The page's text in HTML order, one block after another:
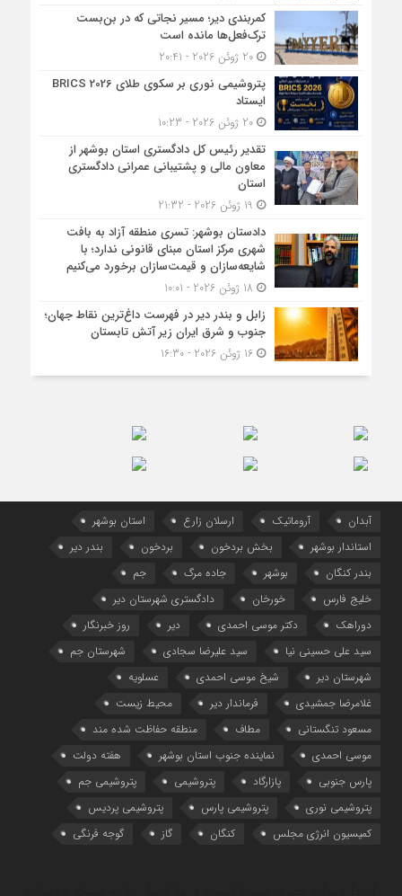
کمربندی دیر؛ مسیر نجاتی که در بن‌بست
ترک‌فعل‌ها مانده است
20 ژوئن 2026 - 20:41
پتروشیمی نوری بر سکوی طلای BRICS 2026
ایستاد
20 ژوئن 2026 - 10:23
تقدیر رئیس کل دادگستری استان بوشهر از
معاون مالی و پشتیبانی عمرانی دادگستری
استان
دادستان بوشهر: تسری منطقه آزاد به بافت
شهری مرکز استان مبنای قانونی ندارد؛ با
شایعه‌سازان و قیمت‌سازان برخورد می‌کنیم
زابل و بندر دیر در فهرست داغ‌ترین نقاط جهان؛
جنوب و شرق ایران زیر آتش تابستان
16 ژوئن 2026 - 16:30
آبدان آروماتیک ارسلان زارع
استان بوشهر
استاندار بوشهر
بخش بردخون بردخون
بندر دیر
بندر کنگان
بوشهر جاده مرگ
جم
خلیج فارس
خورخان
دادگستری شهرستان دیر
دوراهک
دکتر موسی احمدی دیر
روز خبرنگار
سید علی حسینی نیا
سید علیرضا سجادی
شهرستان جم
شهرستان دیر
شیخ موسی احمدی
عسلویه
غلامرضا جمشیدی
فرماندار دیر
محیط زیست
مسعود تنگستانی
مطاف
منطقه حفاظت شده مند
موسی احمدی
نماینده جنوب استان بوشهر
هفته دولت
پارس جنوبی
پازارگاد پتروشیمی
پتروشیمی جم
پتروشیمی نوری
پتروشیمی پارس
پتروشیمی پردیس
کمیسیون انرژی مجلس
کنگان گاز گوجه فرنگی